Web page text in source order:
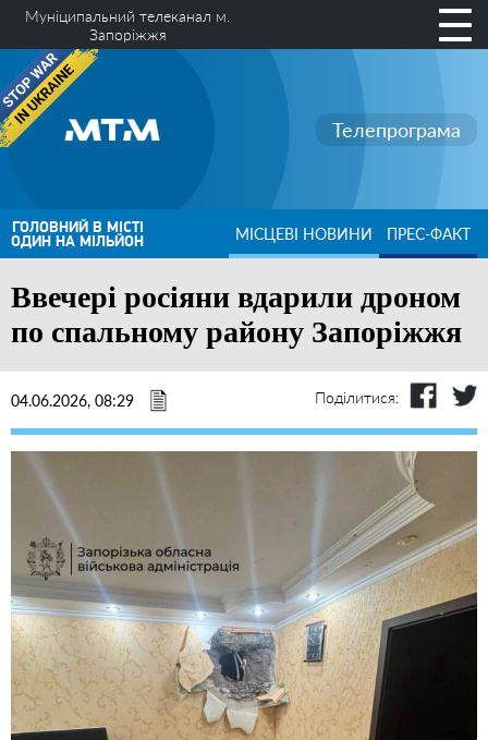
Муніципальний телеканал м.
Запоріжжя
Телепрограма
ГОЛОВНИЙ В МІСТІ
ОДИН НА МІЛЬЙОН МІСЦЕВІ НОВИНИ ПРЕС-ФАКТ
Ввечері росіяни вдарили дроном
по спальному району Запоріжжя
04.06.2026, 08:29 Поділитися: